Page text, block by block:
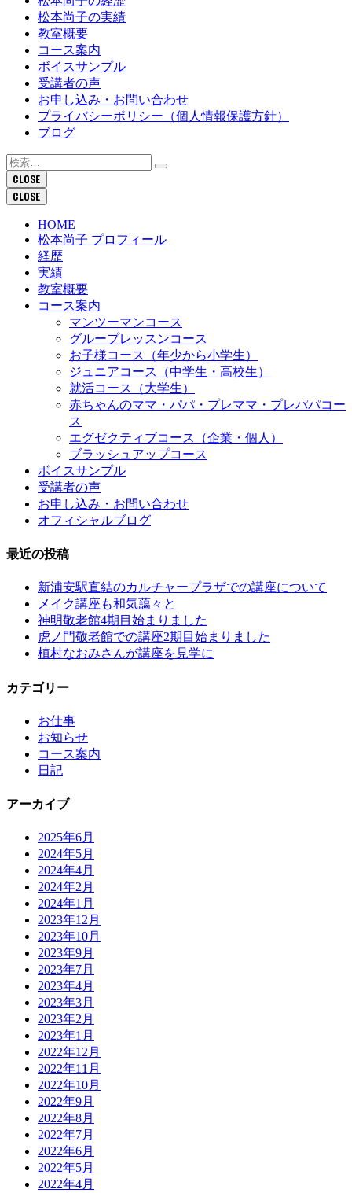
松本尚子の実績
教室概要
コース案内
ボイスサンプル
受講者の声
お申し込み・お問い合わせ
プライバシーポリシー（個人情報保護方針）
ブログ
検
索:CLOSE
CLOSE
HOME
松本尚子 プロフィール
経歴
実績
教室概要
コース案内
マンツーマンコース
グループレッスンコース
お子様コース（年少から小学生）
ジュニアコース（中学生・高校生）
就活コース（大学生）
赤ちゃんのママ・パパ・プレママ・プレパパコー
ス
エグゼクティブコース（企業・個人）
ブラッシュアップコース
ボイスサンプル
受講者の声
お申し込み・お問い合わせ
オフィシャルブログ
最近の投稿
新浦安駅直結のカルチャープラザでの講座について
メイク講座も和気藹々と
神明敬老館4期目始まりました
虎ノ門敬老館での講座2期目始まりました
植村なおみさんが講座を見学に
カテゴリー
お仕事
お知らせ
コース案内
日記
アーカイブ
2025年6月
2024年5月
2024年4月
2024年2月
2024年1月
2023年12月
2023年10月
2023年9月
2023年7月
2023年4月
2023年3月
2023年2月
2023年1月
2022年12月
2022年11月
2022年10月
2022年9月
2022年8月
2022年7月
2022年6月
2022年5月
2022年4月